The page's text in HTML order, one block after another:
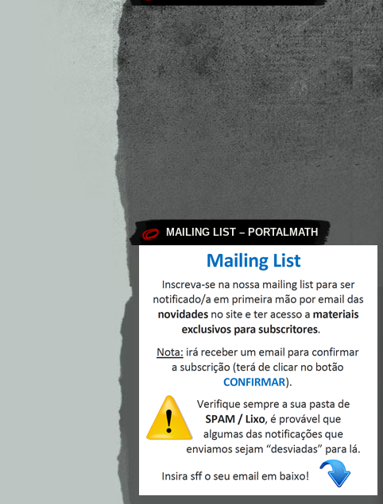
MAILING LIST – PORTALMATH